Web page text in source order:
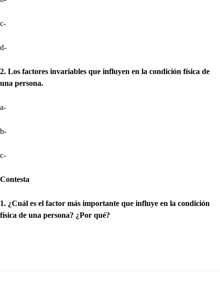
c-
d-
2. Los factores invariables que influyen en la condición física de
una persona.
a-
b-
c-
Contesta
1. ¿Cuál es el factor más importante que influye en la condición
física de una persona? ¿Por qué?